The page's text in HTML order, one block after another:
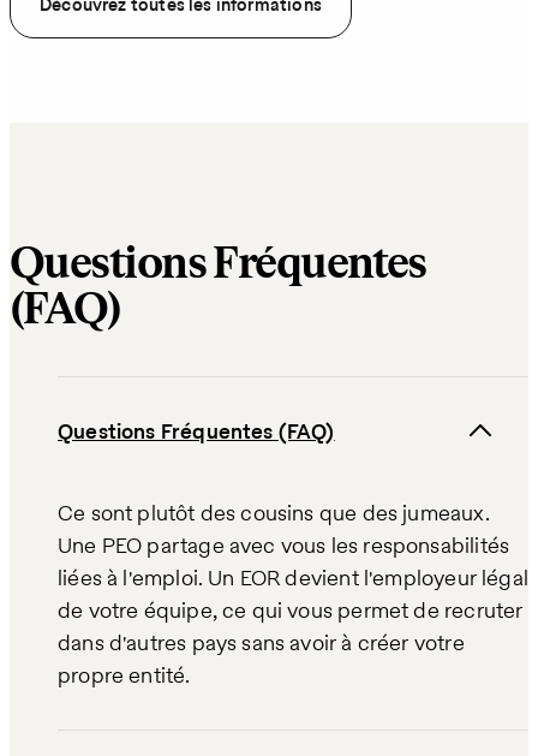
Questions Fréquentes
(FAQ)
Questions Fréquentes (FAQ)
Ce sont plutôt des cousins que des jumeaux.
Une PEO partage avec vous les responsabilités
liées à l'emploi. Un EOR devient l'employeur légal
de votre équipe, ce qui vous permet de recruter
dans d'autres pays sans avoir à créer votre
propre entité.